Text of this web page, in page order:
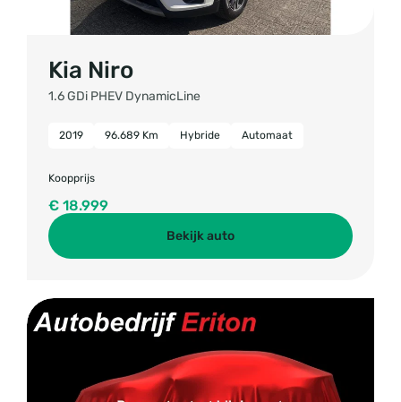
Kia Niro
1.6 GDi PHEV DynamicLine
2019 96.689 Km Hybride Automaat
Koopprijs
€ 18.999
Bekijk auto